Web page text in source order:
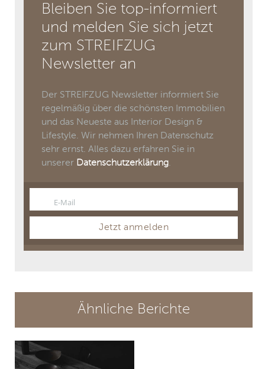
Bleiben Sie top-informiert
und melden Sie sich jetzt
zum STREIFZUG
Newsletter an
Der STREIFZUG Newsletter informiert Sie
regelmäßig über die schönsten Immobilien
und das Neueste aus Interior Design &
Lifestyle. Wir nehmen Ihren Datenschutz
sehr ernst. Alles dazu erfahren Sie in
unserer Datenschutzerklärung.
EmailE-Mail
Jetzt anmelden
Ähnliche Berichte